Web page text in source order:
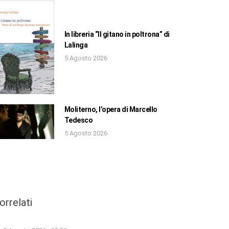
In libreria “Il gitano in poltrona” di
Lalinga
5 Agosto 2026
Moliterno, l’opera di Marcello
Tedesco
5 Agosto 2026